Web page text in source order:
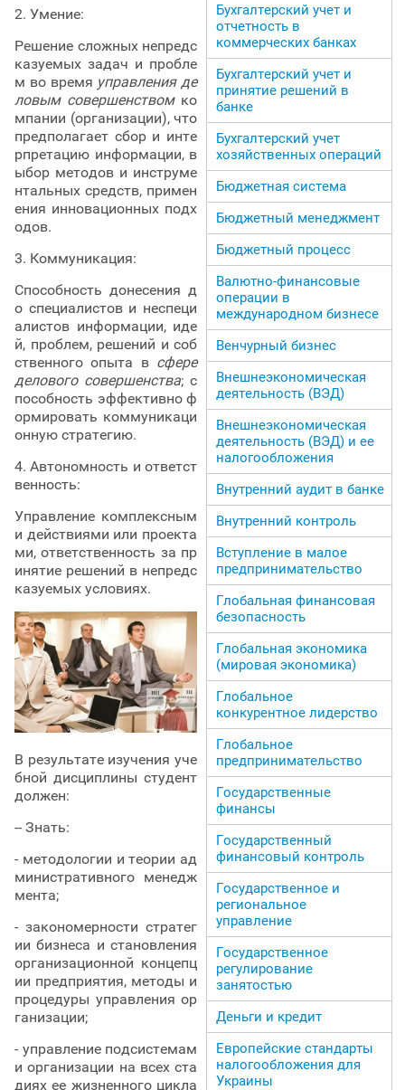
2. Умение:
Решение сложных непредс
казуемых задач и пробле
м во время управления де
ловым совершенствомко
мпании (организации), что
предполагает сбор и инте
рпретацию информации, в
ыбор методов и инструме
нтальных средств, примен
ения инновационных подх
одов.
3. Коммуникация:
Способность донесения д
о специалистов и неспеци
алистов информации, иде
й, проблем, решений и соб
ственного опыта в сфере
делового совершенства; с
пособность эффективно ф
ормировать коммуникаци
онную стратегию.
4. Автономность и ответст
венность:
Управление комплексным
и действиями или проекта
ми, ответственность за пр
инятие решений в непредс
казуемых условиях.
В результате изучения уче
бной дисциплины студент
должен:
-- Знать:
- методологии и теории ад
министративного менедж
мента;
- закономерности стратег
ии бизнеса и становления
организационной концепц
ии предприятия, методы и
процедуры управления ор
ганизации;
- управление подсистемам
и организации на всех ста
диях ее жизненного цикла
Бухгалтерский учет и
отчетность в
коммерческих банках
Бухгалтерский учет и
принятие решений в
банке
Бухгалтерский учет
хозяйственных операций
Бюджетная система
Бюджетный менеджмент
Бюджетный процесс
Валютно-финансовые
операции в
международном бизнесе
Венчурный бизнес
Внешнеэкономическая
деятельность (ВЭД)
Внешнеэкономическая
деятельность (ВЭД) и ее
налогообложения
Внутренний аудит в банке
Внутренний контроль
Вступление в малое
предпринимательство
Глобальная финансовая
безопасность
Глобальная экономика
(мировая экономика)
Глобальное
конкурентное лидерство
Глобальное
предпринимательство
Государственные
финансы
Государственный
финансовый контроль
Государственное и
региональное
управление
Государственное
регулирование
занятостью
Деньги и кредит
Европейские стандарты
налогообложения для
Украины